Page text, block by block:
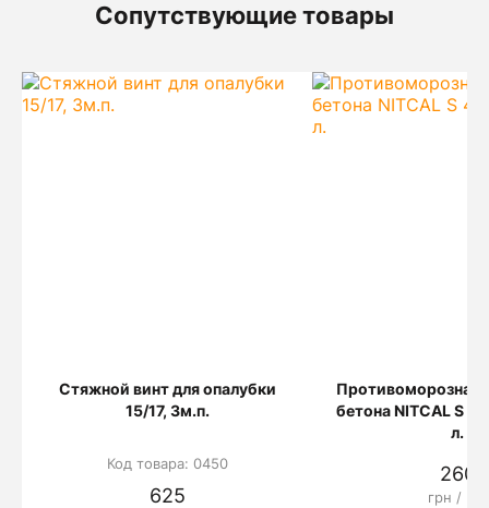
Сопутствующие товары
Стяжной винт для опалубки
15/17, 3м.п.
Код товара: 0450
625
Противоморозная
бетона NITCAL S
л.
260
грн / 5 л